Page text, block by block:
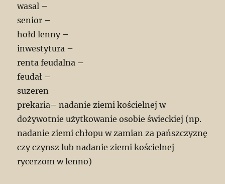
wasal –
senior –
hołd lenny –
inwestytura –
renta feudalna –
feudał –
suzeren –
prekaria– nadanie ziemi kościelnej w
dożywotnie użytkowanie osobie świeckiej (np.
nadanie ziemi chłopu w zamian za pańszczyznę
czy czynsz lub nadanie ziemi kościelnej
rycerzom w lenno)